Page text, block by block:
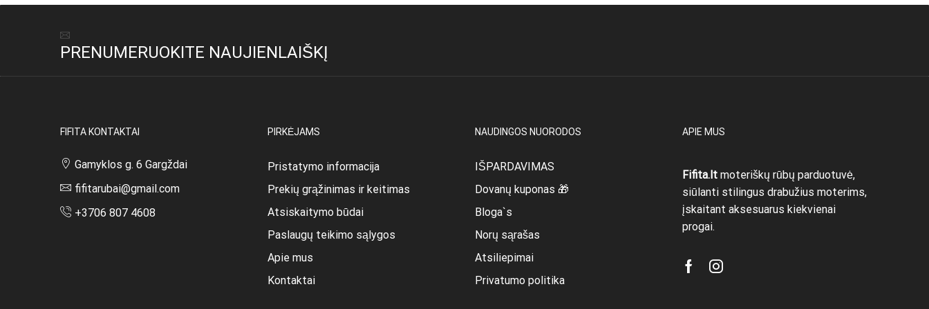
PRENUMERUOKITE NAUJIENLAIŠKĮ
FIFITA KONTAKTAI
Gamyklos g. 6 Gargždai
fifitarubai@gmail.com
+3706 807 4608
PIRKĖJAMS
Pristatymo informacija
Prekių grąžinimas ir keitimas
Atsiskaitymo būdai
Paslaugų teikimo sąlygos
Apie mus
Kontaktai
NAUDINGOS NUORODOS
IŠPARDAVIMAS
Dovanų kuponas 🎁
Bloga`s
Norų sąrašas
Atsiliepimai
Privatumo politika
APIE MUS
Fifita.lt moteriškų rūbų parduotuvė,
siūlanti stilingus drabužius moterims,
įskaitant aksesuarus kiekvienai
progai.
FacebookInstagram